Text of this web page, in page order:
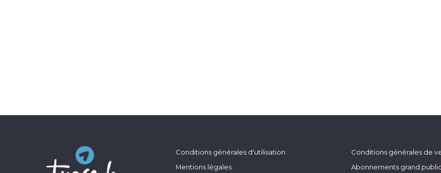
Conditions générales d'utilisation
Mentions légales
Conditions générales de
Abonnements grand public